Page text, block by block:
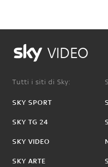
VIDEO
Tutti i siti di Sky:
SKY SPORT
SKY TG 24
SKY VIDEO
SKY ARTE